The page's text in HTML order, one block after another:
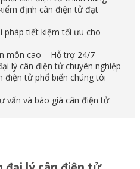
định cân điện tử đạt
pháp tiết kiệm tối ưu cho
môn cao – Hỗ trợ 24/7
lý cân điện tử chuyên nghiệp
điện tử phổ biến chúng tôi
vấn và báo giá cân điện tử